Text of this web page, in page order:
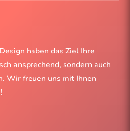
haben das Ziel Ihre
ansprechend, sondern auch
Wir freuen uns mit Ihnen